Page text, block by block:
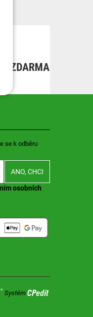
ZDARMA
se k odběru
osobních
Systém